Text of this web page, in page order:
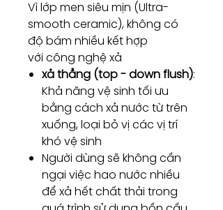
Vì lớp men siêu mịn (Ultra-
smooth ceramic), không có
độ bám nhiều kết hợp
với công nghệ xả
xả thẳng (top - down flush):
Khả năng vệ sinh tối ưu
bằng cách xả nước từ trên
xuống, loại bỏ vị các vị trí
khó vệ sinh
Người dùng sẽ không cần
ngại việc hao nước nhiều
để xả hết chất thải trong